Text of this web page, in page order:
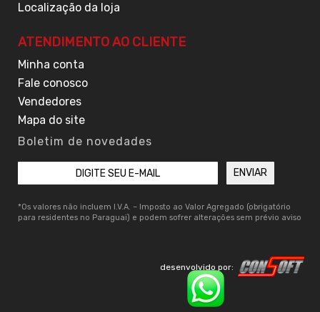
Localização da loja
ATENDIMENTO AO CLIENTE
Minha conta
Fale conosco
Vendedores
Mapa do site
Boletim de novedades
*Os valores não incluem I.V.A. – Imposto ao Valor Agregado (obrigatório
para residentes no Paraguai) e podem sofrer alterações sem prévio aviso
desenvolvido por: